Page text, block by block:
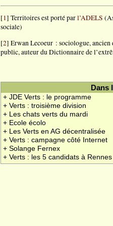
[1] Territoires est porté parl’ADELS
sociale)
[2] Erwan Lecoeur : sociologue,
public, auteur du Dictionnaire de
Dans
+ JDE Verts : le programme
+ Verts : troisième division
+ Les chats verts du mardi
+ Ecole écolo
+ Les Verts en AG décentralisée
+ Verts : campagne côté Internet
+ Solange Fernex
+ Verts : les 5 candidats à Rennes